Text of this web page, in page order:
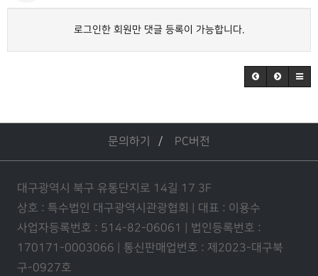
로그인한 회원만 댓글 등록이 가능합니다.
문의하기 PC버전
대구광역시 북구 유통단지로 14길 17 3F
상호 : 특수법인 대구광역시관광협회 | 대표 : 이용수
사업자등록번호 : 514-82-06061 | 법인등록번호 :
170171-0003066 | 통신판매업번호 : 제2023-대구북
구-0927호